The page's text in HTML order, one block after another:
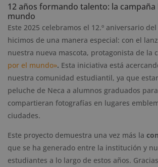
12 años formando talento: la campaña
mundo
Este 2025 celebramos el 12.º aniversario
hicimos de una manera especial: con el
nuestra nueva mascota, protagonista de la
por el mundo». Esta iniciativa está
nuestra comunidad estudiantil, ya que
peluche de Neca a alumnos graduados
compartieran fotografías en lugares
ciudades.
Este proyecto demuestra una vez más la
que se ha generado entre la institución y
estudiantes a lo largo de estos años.